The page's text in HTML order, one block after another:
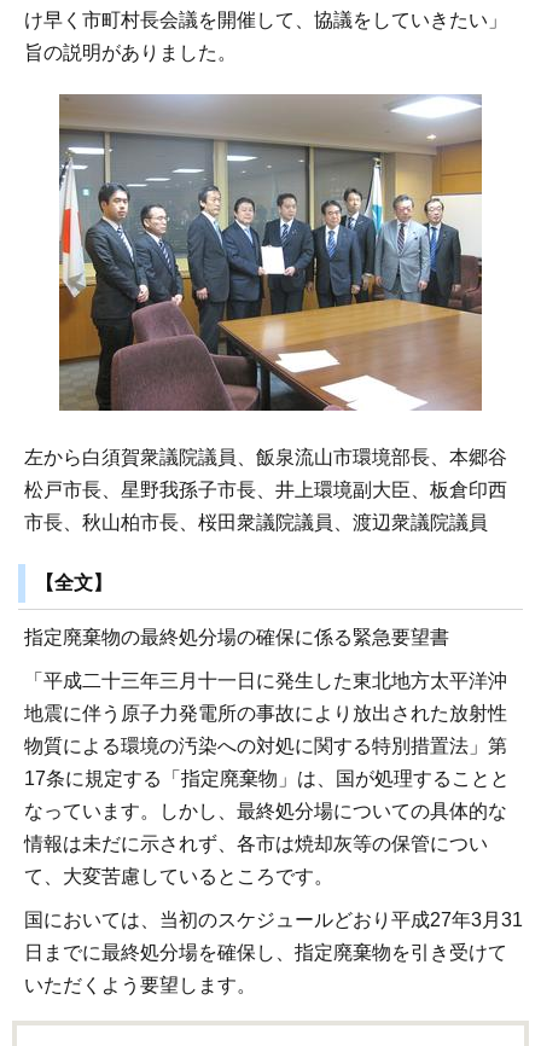
け早く市町村長会議を開催して、協議をしていきたい」
旨の説明がありました。
左から白須賀衆議院議員、飯泉流山市環境部長、本郷谷
松戸市長、星野我孫子市長、井上環境副大臣、板倉印西
市長、秋山柏市長、桜田衆議院議員、渡辺衆議院議員
【全文】
指定廃棄物の最終処分場の確保に係る緊急要望書
「平成二十三年三月十一日に発生した東北地方太平洋沖
地震に伴う原子力発電所の事故により放出された放射性
物質による環境の汚染への対処に関する特別措置法」第
17条に規定する「指定廃棄物」は、国が処理することと
なっています。しかし、最終処分場についての具体的な
情報は未だに示されず、各市は焼却灰等の保管につい
て、大変苦慮しているところです。
国においては、当初のスケジュールどおり平成27年3月31
日までに最終処分場を確保し、指定廃棄物を引き受けて
いただくよう要望します。